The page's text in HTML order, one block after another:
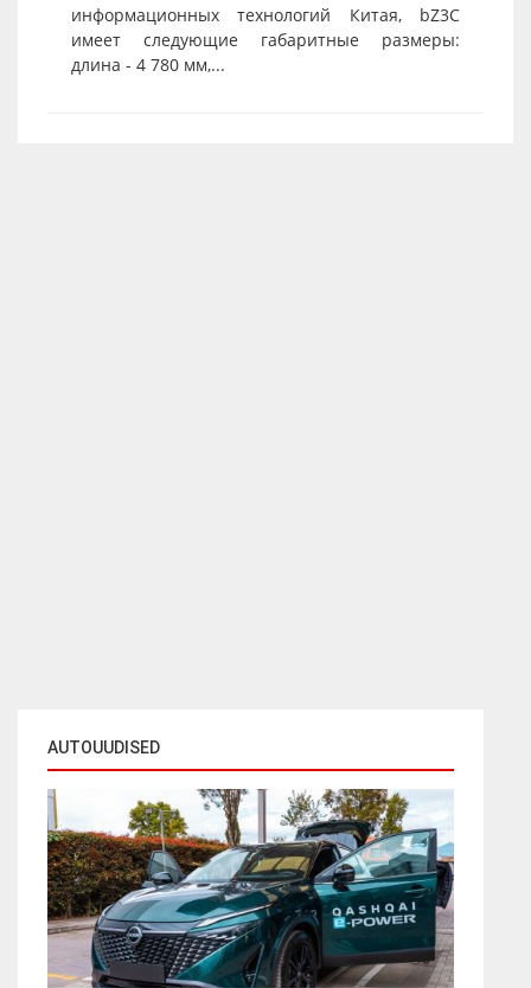
AUTOUUDISED
информационных технологий Китая, bZ3C
имеет следующие габаритные размеры:
длина - 4 780 мм,...